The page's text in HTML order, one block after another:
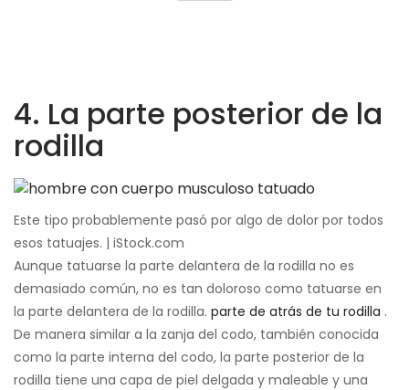
4. La parte posterior de la
rodilla
Este tipo probablemente pasó por algo de dolor por todos
esos tatuajes. | iStock.com
Aunque tatuarse la parte delantera de la rodilla no es
demasiado común, no es tan doloroso como tatuarse en
la parte delantera de la rodilla. parte de atrás de tu rodilla .
De manera similar a la zanja del codo, también conocida
como la parte interna del codo, la parte posterior de la
rodilla tiene una capa de piel delgada y maleable y una